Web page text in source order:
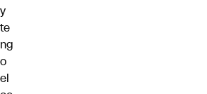
y
te
ng
o
el